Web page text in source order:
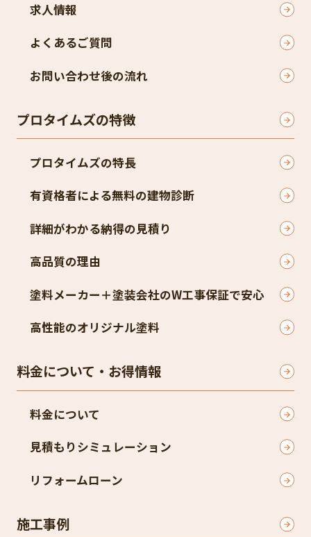
求人情報
よくあるご質問
お問い合わせ後の流れ
プロタイムズの特徴
プロタイムズの特長
有資格者による無料の建物診断
詳細がわかる納得の見積り
高品質の理由
塗料メーカー＋塗装会社のW工事保証で安心
高性能のオリジナル塗料
料金について・お得情報
料金について
見積もりシミュレーション
リフォームローン
施工事例